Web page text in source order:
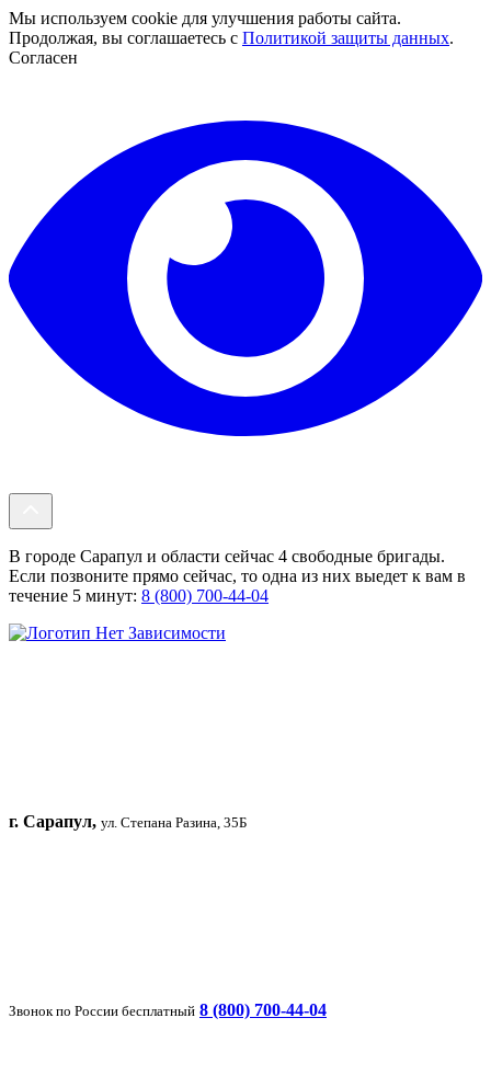
Мы используем cookie для улучшения работы сайта.
Продолжая, вы соглашаетесь с Политикой защиты данных.
Согласен
В городе Сарапул и области сейчас 4 свободные бригады.
Если позвоните прямо сейчас, то одна из них выедет к вам в
течение 5 минут: 8 (800) 700-44-04
г. Сарапул, ул. Степана Разина, 35Б
Звонок по России бесплатный 8 (800) 700-44-04